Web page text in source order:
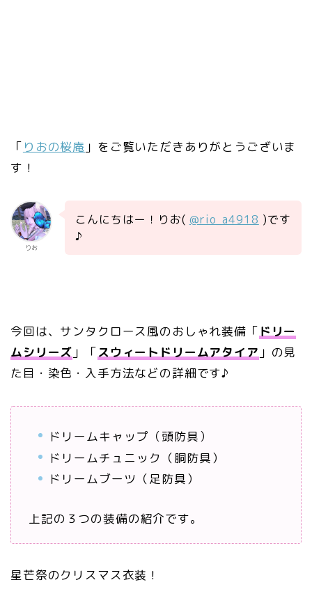
「 りおの桜庵 」をご覧いただきありがとうございま
す！
りお
こんにちはー！りお( @rio_a4918 )です
♪
今回は、サンタクロース風のおしゃれ装備「 ドリー
ムシリーズ 」「スウィートドリームアタイア 」の見
た目・染色・入手方法などの詳細です♪
ドリームキャップ（頭防具）
ドリームチュニック（胴防具）
ドリームブーツ（足防具）
上記の３つの装備の紹介です。
星芒祭のクリスマス衣装！